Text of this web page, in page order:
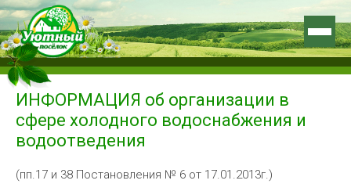
ИНФОРМАЦИЯ об организации в
сфере холодного водоснабжения и
водоотведения
(пп.17 и 38 Постановления № 6 от 17.01.2013г.)